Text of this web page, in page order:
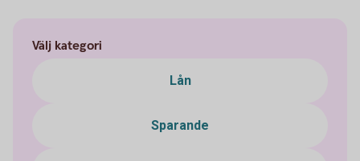
Välj kategori
Lån
Sparande